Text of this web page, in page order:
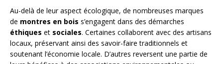
Au-delà de leur aspect écologique, de nombreuses marques
de montres en bois s’engagent dans des démarches
éthiques et sociales. Certaines collaborent avec des artisans
locaux, préservant ainsi des savoir-faire traditionnels et
soutenant l’économie locale. D’autres reversent une partie de